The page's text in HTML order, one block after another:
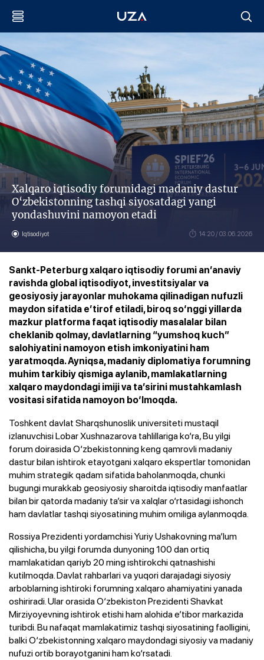
Xalqaro iqtisodiy forumidagi madaniy dastur
O‘zbekistonning tashqi siyosatdagi yangi
yondashuvini namoyon etadi
Iqtisodiyot 14:20 / 03.06.2026
Sankt-Peterburg xalqaro iqtisodiy forumi an’anaviy
ravishda global iqtisodiyot, investitsiyalar va
geosiyosiy jarayonlar muhokama qilinadigan nufuzli
maydon sifatida e’tirof etiladi, biroq so‘nggi yillarda
mazkur platforma faqat iqtisodiy masalalar bilan
cheklanib qolmay, davlatlarning “yumshoq kuch”
salohiyatini namoyon etish imkoniyatini ham
yaratmoqda. Ayniqsa, madaniy diplomatiya forumning
muhim tarkibiy qismiga aylanib, mamlakatlarning
xalqaro maydondagi imiji va ta’sirini mustahkamlash
vositasi sifatida namoyon bo‘lmoqda.
Toshkent davlat Sharqshunoslik universiteti mustaqil
izlanuvchisi Lobar Xushnazarova tahlillariga ko‘ra, Bu yilgi
forum doirasida O‘zbekistonning keng qamrovli madaniy
dastur bilan ishtirok etayotgani xalqaro ekspertlar tomonidan
muhim strategik qadam sifatida baholanmoqda, chunki
bugungi murakkab geosiyosiy sharoitda iqtisodiy manfaatlar
bilan bir qatorda madaniy ta’sir va xalqlar o‘rtasidagi ishonch
ham davlatlar tashqi siyosatining muhim omiliga aylanmoqda.
Rossiya Prezidenti yordamchisi Yuriy Ushakovning ma’lum
qilishicha, bu yilgi forumda dunyoning 100 dan ortiq
mamlakatidan qariyb 20 ming ishtirokchi qatnashishi
kutilmoqda. Davlat rahbarlari va yuqori darajadagi siyosiy
arboblarning ishtiroki forumning xalqaro ahamiyatini yanada
oshiriradi. Ular orasida O‘zbekiston Prezidenti Shavkat
Mirziyoyevning ishtirok etishi ham alohida e’tibor markazida
turibdi. Bu nafaqat mamlakatimiz tashqi siyosatining faolligini,
balki O‘zbekistonning xalqaro maydondagi siyosiy va madaniy
nufuzi ortib borayotganini ham ko‘rsatadi.